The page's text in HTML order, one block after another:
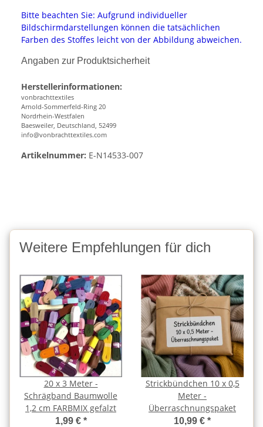
Bitte beachten Sie: Aufgrund individueller
Bildschirmdarstellungen können die tatsächlichen
Farben des Stoffes leicht von der Abbildung abweichen.
Angaben zur Produktsicherheit
Herstellerinformationen:
vonbrachttextiles
Arnold-Sommerfeld-Ring 20
Nordrhein-Westfalen
Baesweiler, Deutschland, 52499
info@vonbrachttextiles.com
Artikelnummer: E-N14533-007
Weitere Empfehlungen für dich
20 x 3 Meter -
Schrägband Baumwolle
1,2 cm FARBMIX gefalzt
1,99 € *
Strickbündchen 10 x 0,5
Meter -
Überraschnungspaket
10,99 € *